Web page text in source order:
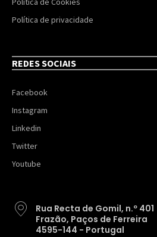
Política de privacidade
REDES SOCIAIS
Facebook
Instagram
Linkedin
Twitter
Youtube
Rua Recta de Gomil, n.º 401
Frazão, Paços de Ferreira
4595-144 - Portugal